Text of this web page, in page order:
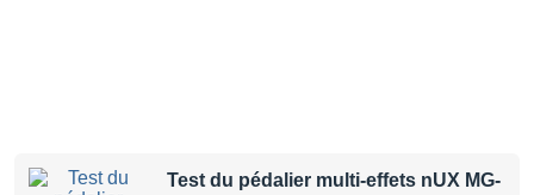
Test du pédalier multi-effets nUX MG-